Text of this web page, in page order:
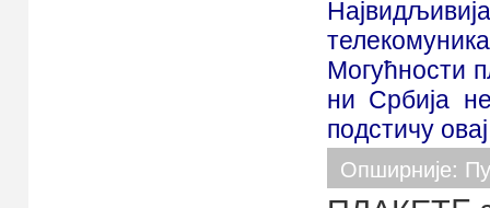
Могућности
ни Србија
подстичу
Опширније: